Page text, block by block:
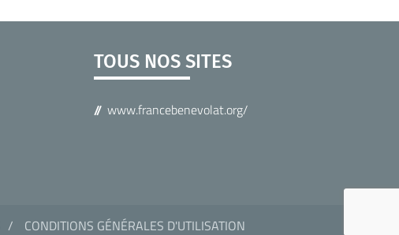
TOUS NOS SITES
www.francebenevolat.org/
CONDITIONS GÉNÉRALES D'UTILISATION